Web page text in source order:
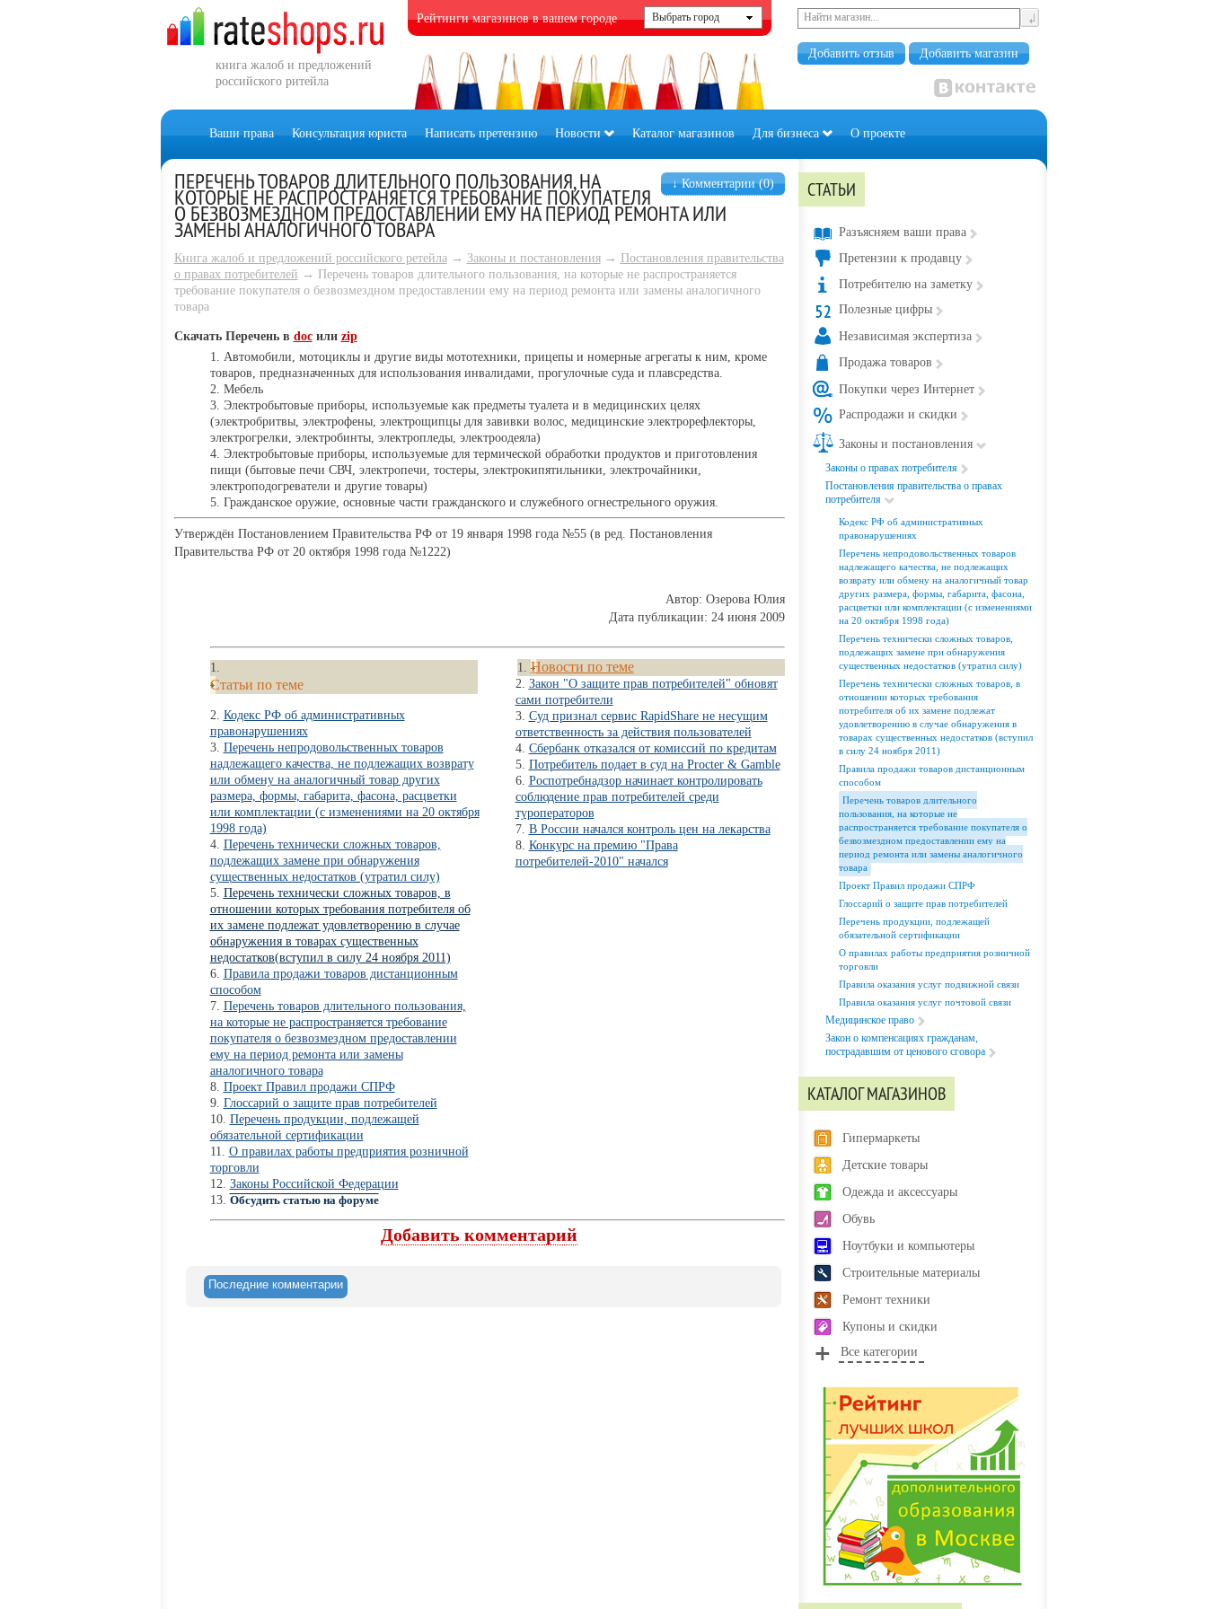
книга жалоб и предложений
российского ритейла
Рейтинги магазинов в вашем городе
Добавить отзыв Добавить магазин
Ваши права Консультация юриста Написать претензию Новости Каталог магазинов Для бизнеса О проекте
↓ Комментарии (0)
ПЕРЕЧЕНЬ ТОВАРОВ ДЛИТЕЛЬНОГО ПОЛЬЗОВАНИЯ, НА
КОТОРЫЕ НЕ РАСПРОСТРАНЯЕТСЯ ТРЕБОВАНИЕ ПОКУПАТЕЛЯ
О БЕЗВОЗМЕЗДНОМ ПРЕДОСТАВЛЕНИИ ЕМУ НА ПЕРИОД РЕМОНТА ИЛИ
ЗАМЕНЫ АНАЛОГИЧНОГО ТОВАРА
Книга жалоб и предложений российского ретейла→ Законы и постановления→ Постановления правительства
о правах потребителей → Перечень товаров длительного пользования, на которые не распространяется
требование покупателя о безвозмездном предоставлении ему на период ремонта или замены аналогичного
товара
Скачать Перечень в docили zip
Автомобили, мотоциклы и другие виды мототехники, прицепы и номерные агрегаты к ним, кроме
товаров, предназначенных для использования инвалидами, прогулочные суда и плавсредства.
Мебель
Электробытовые приборы, используемые как предметы туалета и в медицинских целях
(электробритвы, электрофены, электрощипцы для завивки волос, медицинские электрорефлекторы,
электрогрелки, электробинты, электропледы, электроодеяла)
Электробытовые приборы, используемые для термической обработки продуктов и приготовления
пищи (бытовые печи СВЧ, электропечи, тостеры, электрокипятильники, электрочайники,
электроподогреватели и другие товары)
Гражданское оружие, основные части гражданского и служебного огнестрельного оружия.
Утверждён Постановлением Правительства РФ от 19 января 1998 года №55 (в ред. Постановления
Правительства РФ от 20 октября 1998 года №1222)
Автор: Озерова Юлия
Дата публикации: 24 июня 2009
Статьи по теме
Кодекс РФ об административных
правонарушениях
Перечень непродовольственных товаров
надлежащего качества, не подлежащих возврату
или обмену на аналогичный товар других
размера, формы, габарита, фасона, расцветки
или комплектации (с изменениями на 20 октября
1998 года)
Перечень технически сложных товаров,
подлежащих замене при обнаружения
существенных недостатков (утратил силу)
Перечень технически сложных товаров, в
отношении которых требования потребителя об
их замене подлежат удовлетворению в случае
обнаружения в товарах существенных
недостатков(вступил в силу 24 ноября 2011)
Правила продажи товаров дистанционным
способом
Перечень товаров длительного пользования,
на которые не распространяется требование
покупателя о безвозмездном предоставлении
ему на период ремонта или замены
аналогичного товара
Проект Правил продажи СПРФ
Глоссарий о защите прав потребителей
Перечень продукции, подлежащей
обязательной сертификации
О правилах работы предприятия розничной
торговли
Законы Российской Федерации
Обсудить статью на форуме
Новости по теме
Закон "О защите прав потребителей" обновят
сами потребители
Суд признал сервис RapidShare не несущим
ответственность за действия пользователей
Сбербанк отказался от комиссий по кредитам
Потребитель подает в суд на Procter & Gamble
Роспотребнадзор начинает контролировать
соблюдение прав потребителей среди
туроператоров
В России начался контроль цен на лекарства
Конкурс на премию "Права
потребителей-2010" начался
Добавить комментарий
Последние комментарии
СТАТЬИ
Разъясняем ваши права
Претензии к продавцу
Потребителю на заметку
Полезные цифры
Независимая экспертиза
Продажа товаров
Покупки через Интернет
Распродажи и скидки
Законы и постановления
Законы о правах потребителя
Постановления правительства о правах
потребителя
Кодекс РФ об административных
правонарушениях
Перечень непродовольственных товаров
надлежащего качества, не подлежащих
возврату или обмену на аналогичный товар
других размера, формы, габарита, фасона,
расцветки или комплектации (с изменениями
на 20 октября 1998 года)
Перечень технически сложных товаров,
подлежащих замене при обнаружения
существенных недостатков (утратил силу)
Перечень технически сложных товаров, в
отношении которых требования
потребителя об их замене подлежат
удовлетворению в случае обнаружения в
товарах существенных недостатков (вступил
в силу 24 ноября 2011)
Правила продажи товаров дистанционным
способом
Перечень товаров длительного
пользования, на которые не
распространяется требование покупателя о
безвозмездном предоставлении ему на
период ремонта или замены аналогичного
товара
Проект Правил продажи СПРФ
Глоссарий о защите прав потребителей
Перечень продукции, подлежащей
обязательной сертификации
О правилах работы предприятия розничной
торговли
Правила оказания услуг подвижной связи
Правила оказания услуг почтовой связи
Медицинское право
Закон о компенсациях гражданам,
пострадавшим от ценового сговора
КАТАЛОГ МАГАЗИНОВ
Гипермаркеты
Детские товары
Одежда и аксессуары
Обувь
Ноутбуки и компьютеры
Строительные материалы
Ремонт техники
Купоны и скидки
Все категории